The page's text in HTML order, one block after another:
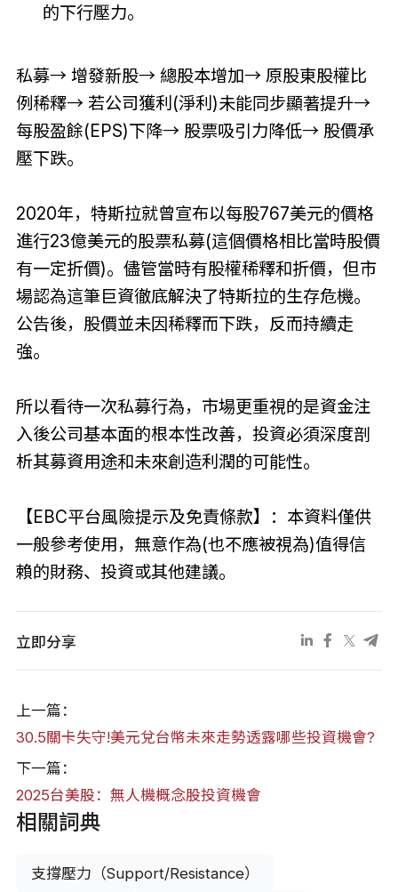
的下行壓力。
私募→ 增發新股→ 總股本增加→ 原股東股權比
例稀釋→ 若公司獲利(淨利)未能同步顯著提升→
每股盈餘(EPS)下降→ 股票吸引力降低→ 股價承
壓下跌。
2020年，特斯拉就曾宣布以每股767美元的價格
進行23億美元的股票私募(這個價格相比當時股價
有一定折價)。儘管當時有股權稀釋和折價，但市
場認為這筆巨資徹底解決了特斯拉的生存危機。
公告後，股價並未因稀釋而下跌，反而持續走
強。
所以看待一次私募行為，市場更重視的是資金注
入後公司基本面的根本性改善，投資必須深度剖
析其募資用途和未來創造利潤的可能性。
【EBC平台風險提示及免責條款】：本資料僅供
一般參考使用，無意作為(也不應被視為)值得信
賴的財務、投資或其他建議。
立即分享
上一篇：
30.5關卡失守!美元兌台幣未來走勢透露哪些投資機會?
下一篇：
2025台美股：無人機概念股投資機會
相關詞典
支撐壓力（Support/Resistance）